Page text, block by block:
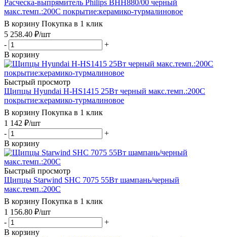
Расческа-выпрямитель Philips BHH880/00 черный
макс.темп.:200С покрытие:керамико-турмалиновое
В корзину Покупка в 1 клик
5 258.40 ₽/шт
-
+
В корзину
Быстрый просмотр
Щипцы Hyundai H-HS1415 25Вт черный макс.темп.:200С
покрытие:керамико-турмалиновое
В корзину Покупка в 1 клик
1 142 ₽/шт
-
+
В корзину
Быстрый просмотр
Щипцы Starwind SHC 7075 55Вт шампань/черный
макс.темп.:200С
В корзину Покупка в 1 клик
1 156.80 ₽/шт
-
+
В корзину